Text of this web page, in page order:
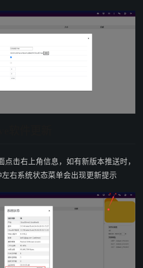
点击右上角信息，如有新版本推送时，
右系统状态菜单会出现更新提示